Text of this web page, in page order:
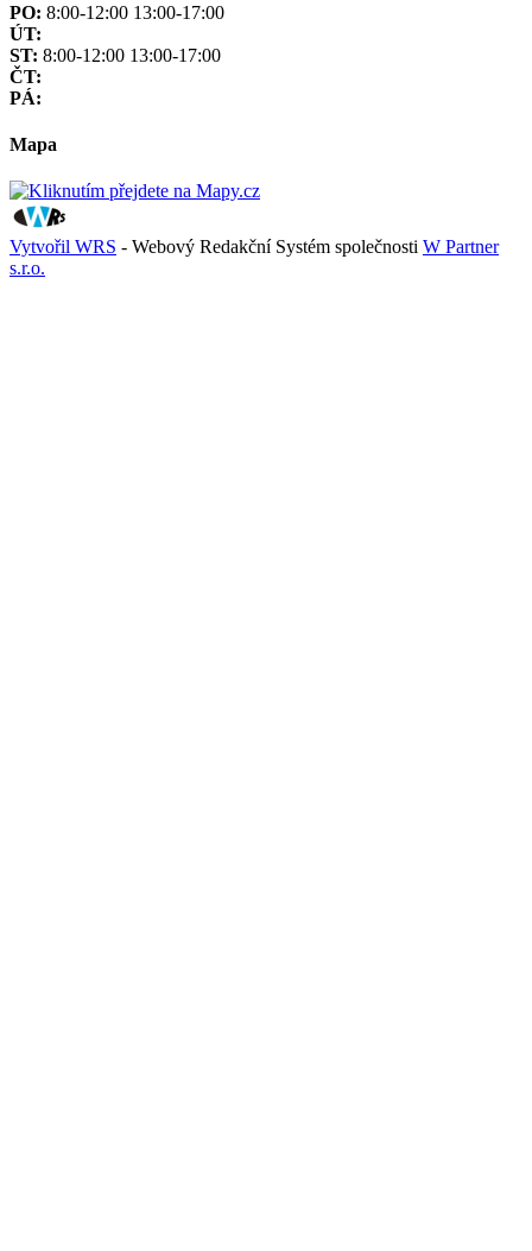
PO: 8:00-12:00 13:00-17:00
ÚT:
ST: 8:00-12:00 13:00-17:00
ČT:
PÁ:
Mapa
Vytvořil WRS - Webový Redakční Systém společnosti W Partner
s.r.o.